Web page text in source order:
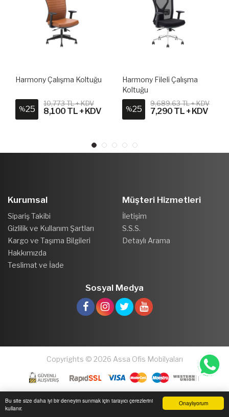
Onaylıyorum
Bu site size daha iyi bir deneyim sunmak için tarayıcı çerezlerini
kullanır.
Harmony Çalışma Koltuğu
%25
10,773 TL + KDV
8,100 TL + KDV
Harmony Fileli Çalışma
Koltuğu
%25
9,689.63 TL + KDV
7,290 TL + KDV
Kurumsal
Sipariş Takibi
Gizlilik ve Kullanım Şartları
Kargo ve Taşıma Bilgileri
Hakkımızda
Teslimat ve İade
Müşteri Hizmetleri
İletişim
S.S.S.
Detaylı Arama
Sosyal Medya
Copyrights © 2026 Assa Ofis Mobilyaları
Anasayfa Sipariş Takibi İletişim